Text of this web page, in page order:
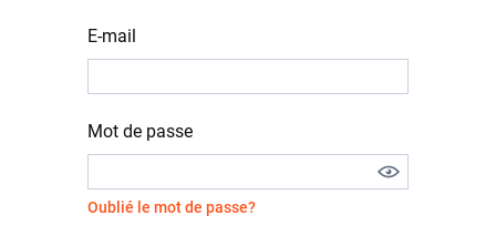
E-mail
Mot de passe
Oublié le mot de passe?